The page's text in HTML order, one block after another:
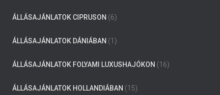
ÁLLÁSAJÁNLATOK CIPRUSON (6)
ÁLLÁSAJÁNLATOK DÁNIÁBAN (1)
ÁLLÁSAJÁNLATOK FOLYAMI LUXUSHAJÓKON (16)
ÁLLÁSAJÁNLATOK HOLLANDIÁBAN (15)